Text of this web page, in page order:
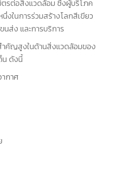
รต่อสิ่งแวดล้อม ซึ่งผู้บริโภค
ในการร่วมสร้างโลกสีเขียว
นส่ง และการบริการ
ำคัญสูงในด้านสิ่งแวดล้อมของ
น ดังนี้
กาศ